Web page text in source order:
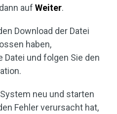
auf Weiter.
Download der Datei
haben,
Datei und folgen Sie den
neu und starten
Fehler verursacht hat,